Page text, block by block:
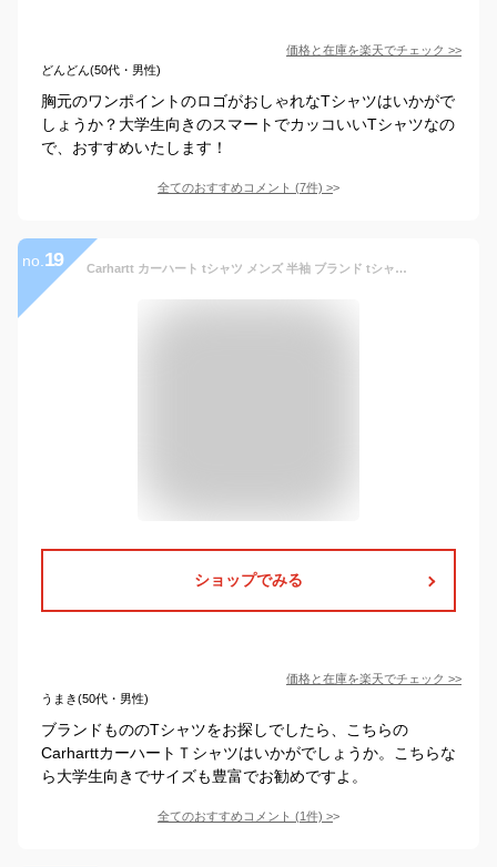
価格と在庫を楽天でチェック >>
どんどん(50代・男性)
胸元のワンポイントのロゴがおしゃれなTシャツはいかがで
しょうか？大学生向きのスマートでカッコいいTシャツなの
で、おすすめいたします！
全てのおすすめコメント (7件) >
no. 19 Carhartt カーハート tシャツ メンズ 半袖 ブランド tシャツ 全20色 [カーハート Carhartt tシャツ メンズ ブランド アメカジ tシャツ メンズ ポケット tシャツ ヘビーウェイト tシャツ 無地 XL XXL LL 2L 3L] (USAモデル)【COP】
ショップでみる
価格と在庫を楽天でチェック >>
うまき(50代・男性)
ブランドもののTシャツをお探しでしたら、こちらの
CarharttカーハートＴシャツはいかがでしょうか。こちらな
ら大学生向きでサイズも豊富でお勧めですよ。
全てのおすすめコメント (1件) >